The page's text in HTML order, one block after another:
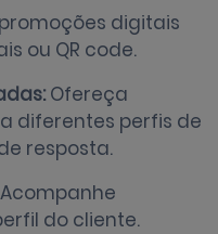
digitais
ou QR code.
Ofereça
diferentes perfis de
resposta.
Acompanhe
do cliente.